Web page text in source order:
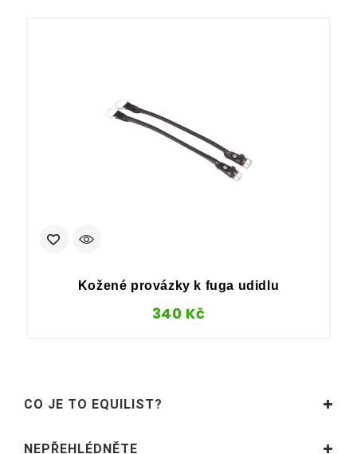
Kožené provázky k fuga udidlu
340 Kč
CO JE TO EQUILIST?
NEPŘEHLÉDNĚTE